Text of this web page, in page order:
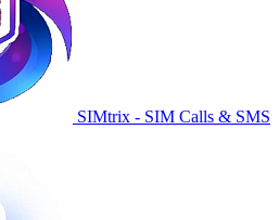
SIMtrix - SIM Calls & SMS